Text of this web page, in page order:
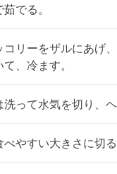
でる。
リーをザルにあげ、
、冷ます。
洗って水気を切り、ヘ
やすい大きさに切る